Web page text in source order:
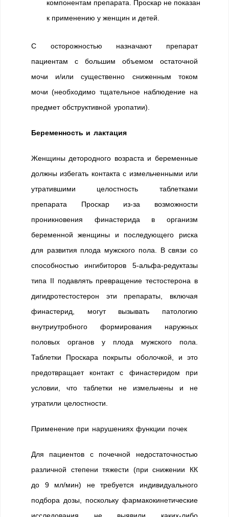
компонентам препарата. Проскар не показан
к применению у женщин и детей.
С осторожностью назначают препарат
пациентам с большим объемом остаточной
мочи и/или существенно сниженным током
мочи (необходимо тщательное наблюдение на
предмет обструктивной уропатии).
Беременность и лактация
Женщины детородного возраста и беременные
должны избегать контакта с измельченными или
утратившими целостность таблетками
препарата Проскар из-за возможности
проникновения финастерида в организм
беременной женщины и последующего риска
для развития плода мужского пола. В связи со
способностью ингибиторов 5-альфа-редуктазы
типа II подавлять превращение тестостерона в
дигидротестостерон эти препараты, включая
финастерид, могут вызывать патологию
внутриутробного формирования наружных
половых органов у плода мужского пола.
Таблетки Проскара покрыты оболочкой, и это
предотвращает контакт с финастеридом при
условии, что таблетки не измельчены и не
утратили целостности.
Применение при нарушениях функции почек
Для пациентов с почечной недостаточностью
различной степени тяжести (при снижении КК
до 9 мл/мин) не требуется индивидуального
подбора дозы, поскольку фармакокинетические